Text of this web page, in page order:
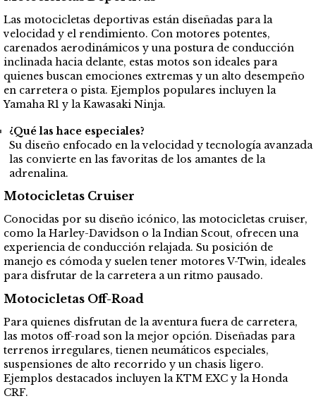
Las motocicletas deportivas están diseñadas para la
velocidad y el rendimiento. Con motores potentes,
carenados aerodinámicos y una postura de conducción
inclinada hacia delante, estas motos son ideales para
quienes buscan emociones extremas y un alto desempeño
en carretera o pista. Ejemplos populares incluyen la
Yamaha R1 y la Kawasaki Ninja.
¿Qué las hace especiales?
Su diseño enfocado en la velocidad y tecnología avanzada
las convierte en las favoritas de los amantes de la
adrenalina.
Motocicletas Cruiser
Conocidas por su diseño icónico, las motocicletas cruiser,
como la Harley-Davidson o la Indian Scout, ofrecen una
experiencia de conducción relajada. Su posición de
manejo es cómoda y suelen tener motores V-Twin, ideales
para disfrutar de la carretera a un ritmo pausado.
Motocicletas Off-Road
Para quienes disfrutan de la aventura fuera de carretera,
las motos off-road son la mejor opción. Diseñadas para
terrenos irregulares, tienen neumáticos especiales,
suspensiones de alto recorrido y un chasis ligero.
Ejemplos destacados incluyen la KTM EXC y la Honda
CRF.